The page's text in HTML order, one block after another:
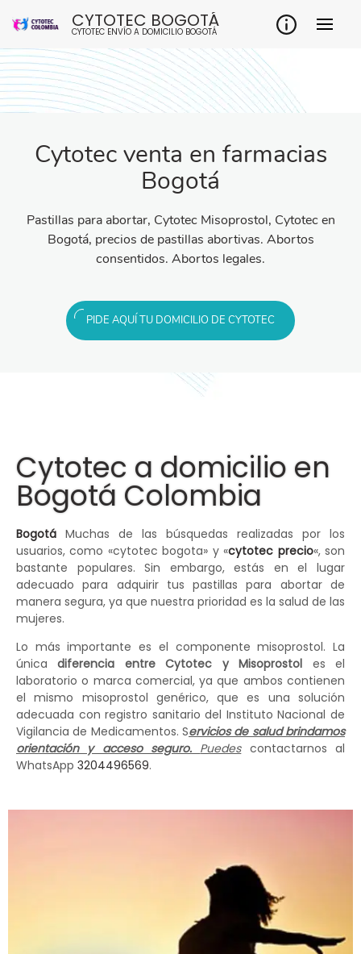
CYTOTEC BOGOTÁ
CYTOTEC ENVÍO A DOMICILIO BOGOTÁ
Cytotec venta en farmacias
Bogotá
Pastillas para abortar, Cytotec Misoprostol, Cytotec en
Bogotá, precios de pastillas abortivas. Abortos
consentidos. Abortos legales.
PIDE AQUÍ TU DOMICILIO DE CYTOTEC
Cytotec a domicilio en
Bogotá Colombia
Bogotá Muchas de las búsquedas realizadas por los
usuarios, como «cytotec bogota» y «cytotec precio«, son
bastante populares. Sin embargo, estás en el lugar
adecuado para adquirir tus pastillas para abortar de
manera segura, ya que nuestra prioridad es la salud de las
mujeres.
Lo más importante es el componente misoprostol. La
únicadiferencia entre Cytotec y Misoprostol es el
laboratorio o marca comercial, ya que ambos contienen
el mismo misoprostol genérico, que es una solución
adecuada con registro sanitario del Instituto Nacional de
Vigilancia de Medicamentos. Servicios de salud brindamos
orientación y acceso seguro. Puedescontactarnos al
WhatsApp 3204496569.